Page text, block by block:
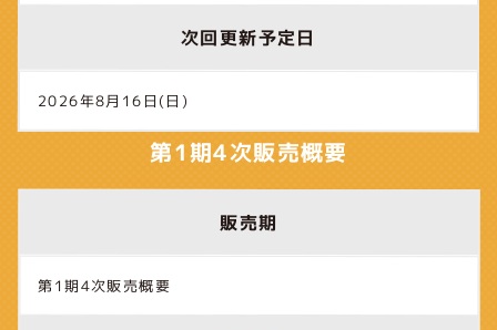
次回更新予定日
2026年8月16日(日)
第1期4次販売概要
販売期
第1期4次販売概要